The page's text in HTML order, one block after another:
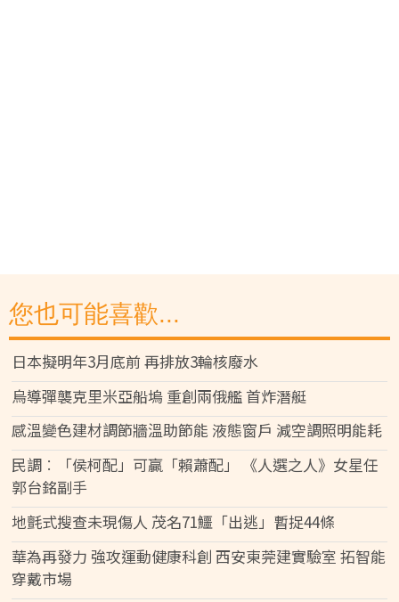
您也可能喜歡...
日本擬明年3月底前 再排放3輪核廢水
烏導彈襲克里米亞船塢 重創兩俄艦 首炸潛艇
感溫變色建材調節牆溫助節能 液態窗戶 減空調照明能耗
民調︰「侯柯配」可贏「賴蕭配」 《人選之人》女星任
郭台銘副手
地氈式搜查未現傷人 茂名71鱷「出逃」暫捉44條
華為再發力 強攻運動健康科創 西安東莞建實驗室 拓智能
穿戴市場